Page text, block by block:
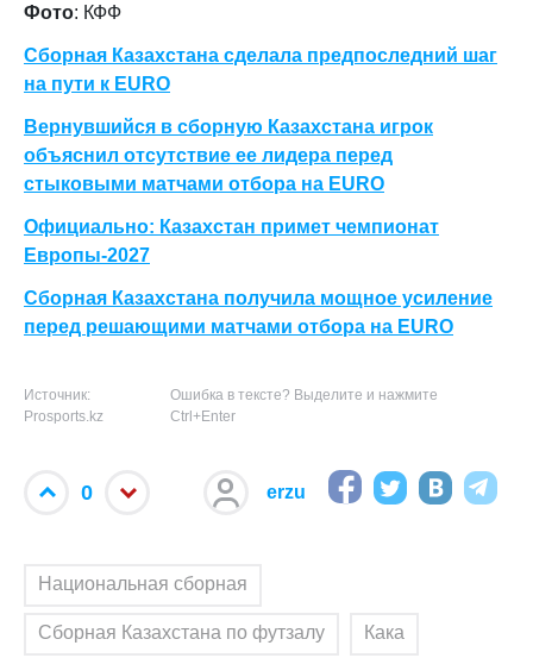
Фото: КФФ
Сборная Казахстана сделала предпоследний шаг
на пути к EURO
Вернувшийся в сборную Казахстана игрок
объяснил отсутствие ее лидера перед
стыковыми матчами отбора на EURO
Официально: Казахстан примет чемпионат
Европы-2027
Сборная Казахстана получила мощное усиление
перед решающими матчами отбора на EURO
Источник:
Prosports.kz
Ошибка в тексте? Выделите и нажмите
Ctrl+Enter
0 erzu
Национальная сборная
Сборная Казахстана по футзалу Кака